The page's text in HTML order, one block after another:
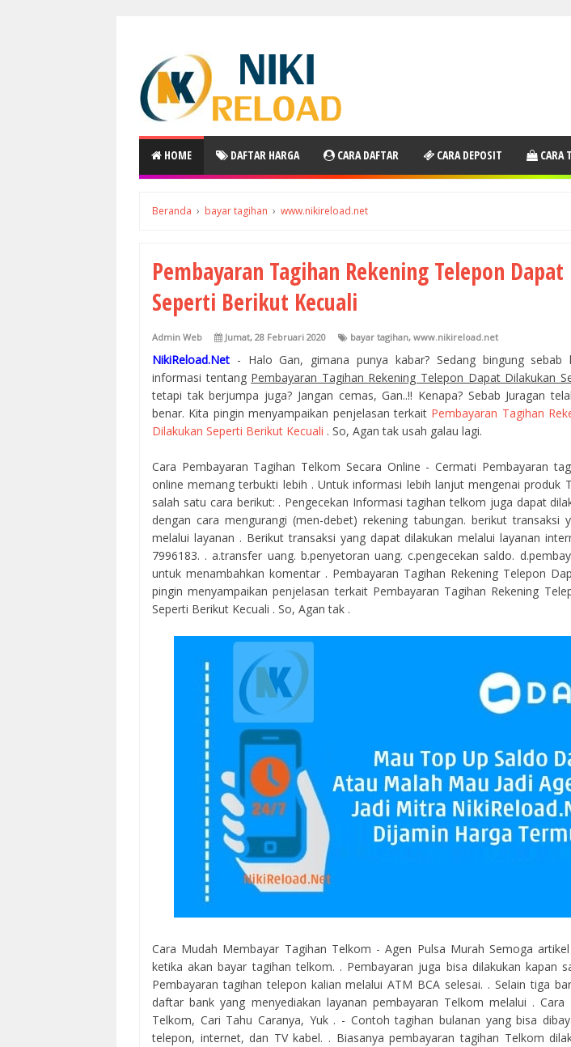
HOME DAFTAR HARGA CARA DAFTAR CARA DEPOSIT CARA
Beranda › bayar tagihan › www.nikireload.net
Pembayaran Tagihan Rekening Telepon
Seperti Berikut Kecuali
Admin Web Jumat, 28 Februari 2020 bayar tagihan, www.nikireload.net
NikiReload.Net - Halo Gan, gimana punya kabar? Sedang bingung sebab
informasi tentang Pembayaran Tagihan Rekening Telepon Dapat Dilakukan
tetapi tak berjumpa juga? Jangan cemas, Gan..!! Kenapa? Sebab Juragan
benar. Kita pingin menyampaikan penjelasan terkait Pembayaran Tagihan
Dilakukan Seperti Berikut Kecuali . So, Agan tak usah galau lagi.
Cara Pembayaran Tagihan Telkom Secara Online - Cermati Pembayaran
online memang terbukti lebih . Untuk informasi lebih lanjut mengenai produk
salah satu cara berikut: . Pengecekan Informasi tagihan telkom juga dapat
dengan cara mengurangi (men-debet) rekening tabungan. berikut transaksi
melalui layanan . Berikut transaksi yang dapat dilakukan melalui layanan
7996183. . a.transfer uang. b.penyetoran uang. c.pengecekan saldo.
untuk menambahkan komentar . Pembayaran Tagihan Rekening Telepon
pingin menyampaikan penjelasan terkait Pembayaran Tagihan Rekening
Seperti Berikut Kecuali . So, Agan tak .
Cara Mudah Membayar Tagihan Telkom - Agen Pulsa Murah Semoga
ketika akan bayar tagihan telkom. . Pembayaran juga bisa dilakukan kapan
Pembayaran tagihan telepon kalian melalui ATM BCA selesai. . Selain tiga
daftar bank yang menyediakan layanan pembayaran Telkom melalui . Cara
Telkom, Cari Tahu Caranya, Yuk . - Contoh tagihan bulanan yang bisa
telepon, internet, dan TV kabel. . Biasanya pembayaran tagihan Telkom